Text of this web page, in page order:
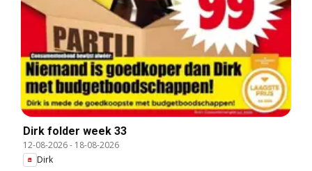
Dirk folder week 33
12-08-2026- 18-08-2026
Dirk